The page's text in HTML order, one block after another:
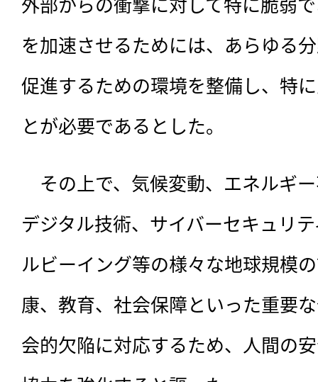
を加速させるためには、あらゆる
促進するための環境を整備し、特
とが必要であるとした。
その上で、気候変動、エネルギ
デジタル技術、サイバーセキュリ
ルビーイング等の様々な地球規模
康、教育、社会保障といった重要
会的欠陥に対応するため、人間の